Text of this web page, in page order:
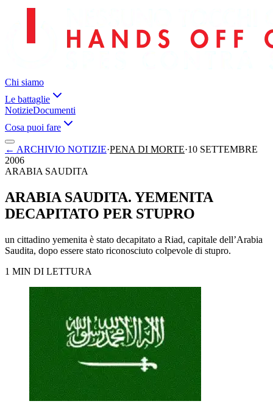
Chi siamo
Le battaglie
NotizieDocumenti
Cosa puoi fare
← ARCHIVIO NOTIZIE·PENA DI MORTE·10 SETTEMBRE
2006
ARABIA SAUDITA
ARABIA SAUDITA. YEMENITA
DECAPITATO PER STUPRO
un cittadino yemenita è stato decapitato a Riad, capitale dell’Arabia
Saudita, dopo essere stato riconosciuto colpevole di stupro.
1 MIN DI LETTURA